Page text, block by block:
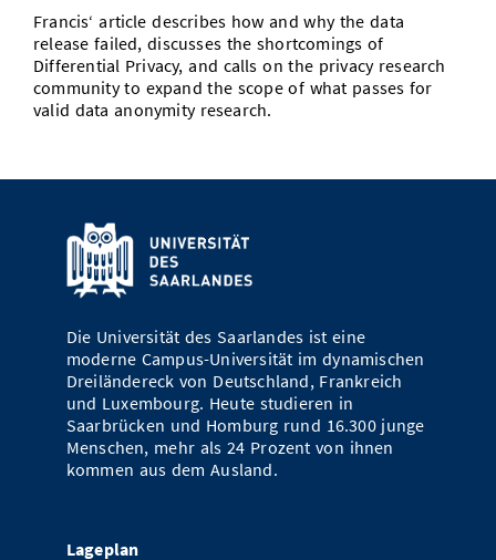
Francis‘ article describes how and why the data
release failed, discusses the shortcomings of
Differential Privacy, and calls on the privacy research
community to expand the scope of what passes for
valid data anonymity research.
Die Universität des Saarlandes ist eine
moderne Campus-Universität im dynamischen
Dreiländereck von Deutschland, Frankreich
und Luxembourg. Heute studieren in
Saarbrücken und Homburg rund 16.300 junge
Menschen, mehr als 24 Prozent von ihnen
kommen aus dem Ausland.
Lageplan